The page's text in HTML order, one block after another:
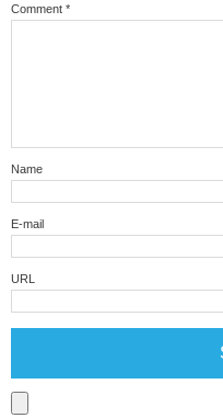
Comment *
Name
E-mail
URL